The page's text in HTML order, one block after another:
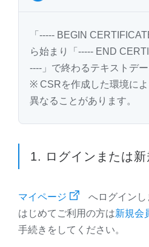
「----- BEGIN
ら始まり「----- END
----」で終わるテキストデー
※ CSRを作成した環境に
異なることがあります。
1. ログインまたは
マイページ
へログインし
はじめてご利用の方は新規会
手続きをしてください。